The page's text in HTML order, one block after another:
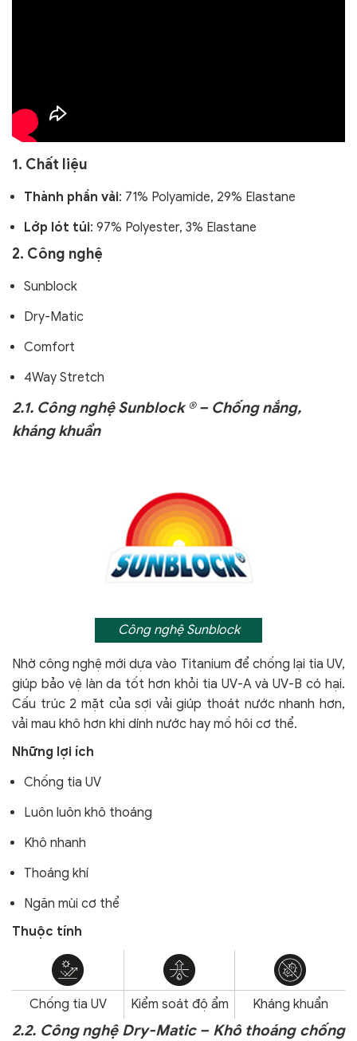
1. Chất liệu
Thành phần vải: 71% Polyamide, 29% Elastane
Lớp lót túi: 97% Polyester, 3% Elastane
2. Công nghệ
Sunblock
Dry-Matic
Comfort
4Way Stretch
2.1. Công nghệ Sunblock ® – Chống nắng,
kháng khuẩn
Công nghệ Sunblock
Nhờ công nghệ mới dựa vào Titanium để chống lại tia UV,
giúp bảo vệ làn da tốt hơn khỏi tia UV-A và UV-B có hại.
Cấu trúc 2 mặt của sợi vải giúp thoát nước nhanh hơn,
vải mau khô hơn khi dính nước hay mồ hôi cơ thể.
Những lợi ích
Chống tia UV
Luôn luôn khô thoáng
Khô nhanh
Thoáng khí
Ngăn mùi cơ thể
Thuộc tính
Chống tia UV Kiểm soát độ ẩm Kháng khuẩn
2.2. Công nghệ Dry-Matic – Khô thoáng chống